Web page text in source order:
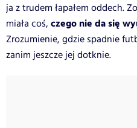
ja z trudem łapałem oddech.
miała coś, czego nie da się
Zrozumienie, gdzie spadnie
zanim jeszcze jej dotknie.